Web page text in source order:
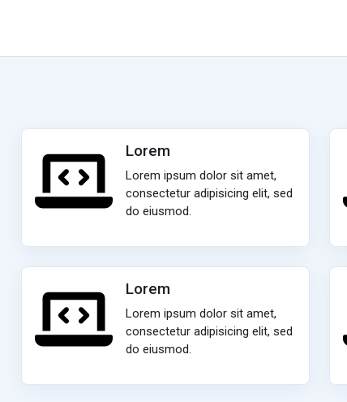
Lorem
Lorem ipsum dolor sit amet,
consectetur adipisicing elit, sed
do eiusmod.
Lorem
Lorem ipsum dolor sit amet,
consectetur adipisicing elit, sed
do eiusmod.